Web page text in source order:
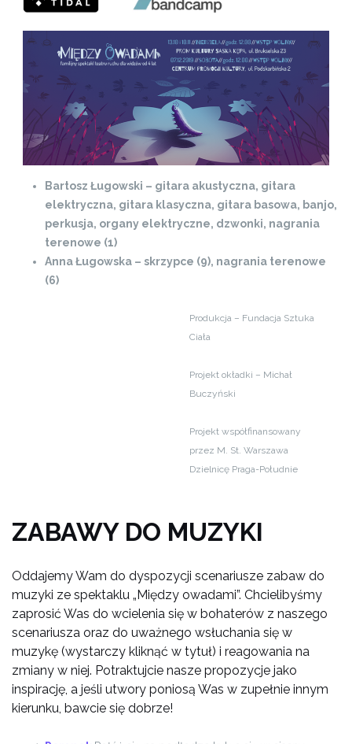
Bartosz Ługowski – gitara akustyczna, gitara
elektryczna, gitara klasyczna, gitara basowa, banjo,
perkusja, organy elektryczne, dzwonki, nagrania
terenowe (1)
Anna Ługowska – skrzypce (9), nagrania terenowe
(6)
Produkcja – Fundacja Sztuka
Ciała
Projekt okładki – Michał
Buczyński
Projekt współfinansowany
przez M. St. Warszawa
Dzielnicę Praga-Południe
ZABAWY DO MUZYKI
Oddajemy Wam do dyspozycji scenariusze zabaw do
muzyki ze spektaklu „Między owadami”. Chcielibyśmy
zaprosić Was do wcielenia się w bohaterów z naszego
scenariusza oraz do uważnego wsłuchania się w
muzykę (wystarczy kliknąć w tytuł) i reagowania na
zmiany w niej. Potraktujcie nasze propozycje jako
inspirację, a jeśli utwory poniosą Was w zupełnie innym
kierunku, bawcie się dobrze!